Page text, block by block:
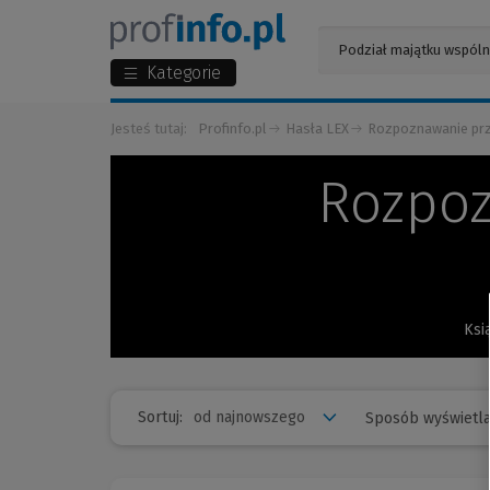
Kategorie
Jesteś tutaj: Profinfo.pl Hasła LEX Rozpoznawanie
Sortuj: Sposób